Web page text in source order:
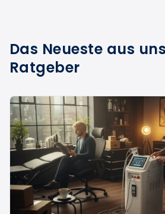
Das Neueste aus
Ratgeber